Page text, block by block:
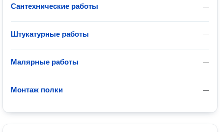
—
Сантехнические работы
—
Штукатурные работы
—
Малярные работы
—
Монтаж полки